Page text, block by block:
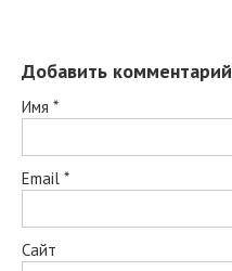
Добавить комментарий
Имя *
Email *
Сайт